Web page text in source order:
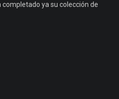
ya su colección de